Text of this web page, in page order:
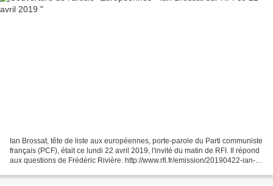
Ian Brossat, tête de liste aux européennes, porte-parole du Parti communiste
français (PCF), était ce lundi 22 avril 2019, l'invité du matin de RFI. Il répond
aux questions de Frédéric Rivière. http://www.rfi.fr/emission/20190422-ian-